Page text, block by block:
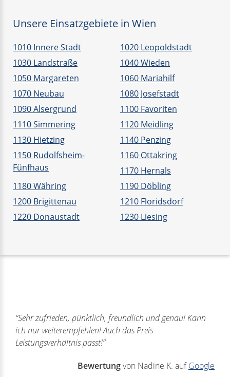
Unsere Einsatzgebiete in Wien
1010 Innere Stadt
1020 Leopoldstadt
1030 Landstraße
1040 Wieden
1050 Margareten
1060 Mariahilf
1070 Neubau
1080 Josefstadt
1090 Alsergrund
1100 Favoriten
1110 Simmering
1120 Meidling
1130 Hietzing
1140 Penzing
1150 Rudolfsheim-
Fünfhaus
1160 Ottakring
1170 Hernals
1180 Währing
1190 Döbling
1200 Brigittenau
1210 Floridsdorf
1220 Donaustadt
1230 Liesing
“Sehr zufrieden, pünktlich, freundlich und genau! Kann
ich nur weiterempfehlen! Auch das Preis-
Leistungsverhältnis passt!”
Bewertungvon Nadine K. aufGoogle